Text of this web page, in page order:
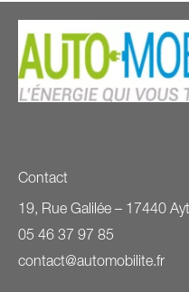
Contact
19, Rue Galilée – 17440
05 46 37 97 85
contact@automobilite.fr